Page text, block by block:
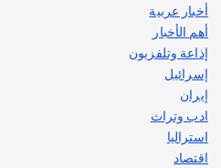
أخبار عربية
أهم الأخبار
إذاعة وتلفزيون
إسرائيل
إيران
ادب وتراث
استراليا
اقتصاد